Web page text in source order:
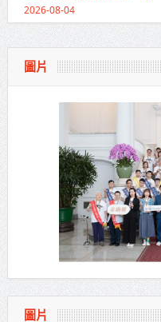
2026-08-04
圖片
圖片